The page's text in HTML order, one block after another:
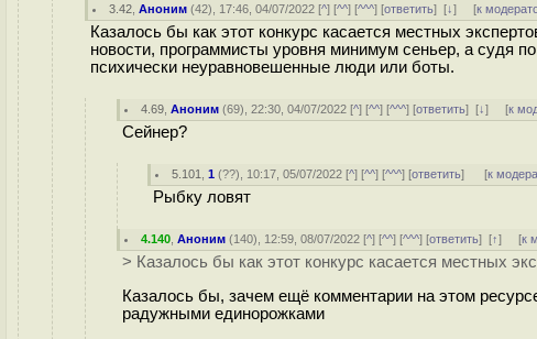
3.42 ,Аноним (42), 17:46, 04/07/2022 [^] [^^] [^^^] [ответить][↓] [к
Казалось бы как этот конкурс касается местных
новости, программисты уровня минимум сеньер, а судя
психически неуравновешенные люди или боты.
4.69 ,Аноним (69), 22:30, 04/07/2022 [^] [^^] [^^^] [ответить][↓] [к
Сейнер?
5.101 ,1 (??), 10:17, 05/07/2022 [^] [^^] [^^^] [ответить] [к
Рыбку ловят
4.140 ,Аноним (140), 12:59, 08/07/2022 [^] [^^] [^^^] [ответить][↑] [к
> Казалось бы как этот конкурс касается местных
Казалось бы, зачем ещё комментарии на этом
радужными единорожками